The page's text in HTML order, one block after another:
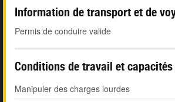
Information de transport et de
Permis de conduire valide
Conditions de travail et
Manipuler des charges lourdes